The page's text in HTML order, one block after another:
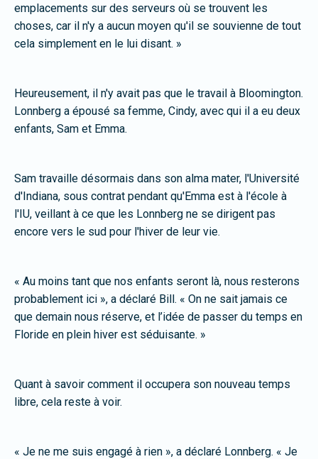
emplacements sur des serveurs où se trouvent les
choses, car il n'y a aucun moyen qu'il se souvienne de tout
cela simplement en le lui disant. »
Heureusement, il n'y avait pas que le travail à Bloomington.
Lonnberg a épousé sa femme, Cindy, avec qui il a eu deux
enfants, Sam et Emma.
Sam travaille désormais dans son alma mater, l'Université
d'Indiana, sous contrat pendant qu'Emma est à l'école à
l'IU, veillant à ce que les Lonnberg ne se dirigent pas
encore vers le sud pour l'hiver de leur vie.
« Au moins tant que nos enfants seront là, nous resterons
probablement ici », a déclaré Bill. « On ne sait jamais ce
que demain nous réserve, et l’idée de passer du temps en
Floride en plein hiver est séduisante. »
Quant à savoir comment il occupera son nouveau temps
libre, cela reste à voir.
« Je ne me suis engagé à rien », a déclaré Lonnberg. « Je